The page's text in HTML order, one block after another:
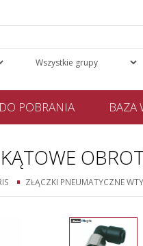
DO POBRANIA BAZA
ZŁĄCZKI PNEUMATYCZNE